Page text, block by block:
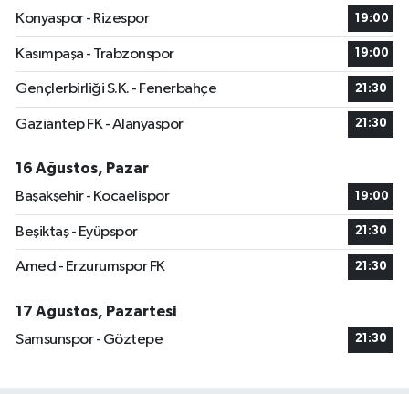
Konyaspor - Rizespor
19:00
Kasımpaşa - Trabzonspor 19:00
Gençlerbirliği S.K. - Fenerbahçe 21:30
Gaziantep FK - Alanyaspor 21:30
16 Ağustos, Pazar
Başakşehir - Kocaelispor
19:00
Beşiktaş - Eyüpspor 21:30
Amed - Erzurumspor FK 21:30
17 Ağustos, Pazartesi
Samsunspor - Göztepe
21:30